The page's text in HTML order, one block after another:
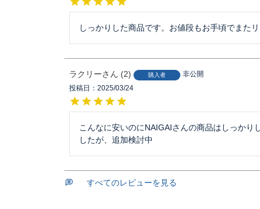
しっかりした商品です。お値段もお手頃でまたリ
ラクリー 2 購入者
非公開
投稿日
2025/03/24
こんなに安いのにNAIGAIさんの商品はしっかり
したが、追加検討中
すべてのレビューを見る